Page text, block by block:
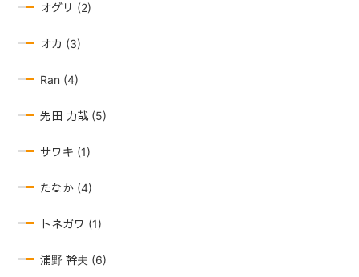
オグリ (2)
オカ (3)
Ran (4)
先田 力哉 (5)
サワキ (1)
たなか (4)
トネガワ (1)
浦野 幹夫 (6)